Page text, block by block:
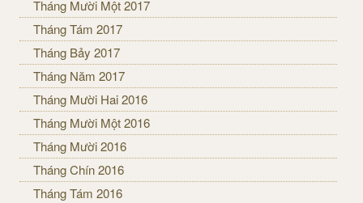
Tháng Mười Một 2017
Tháng Tám 2017
Tháng Bảy 2017
Tháng Năm 2017
Tháng Mười Hai 2016
Tháng Mười Một 2016
Tháng Mười 2016
Tháng Chín 2016
Tháng Tám 2016